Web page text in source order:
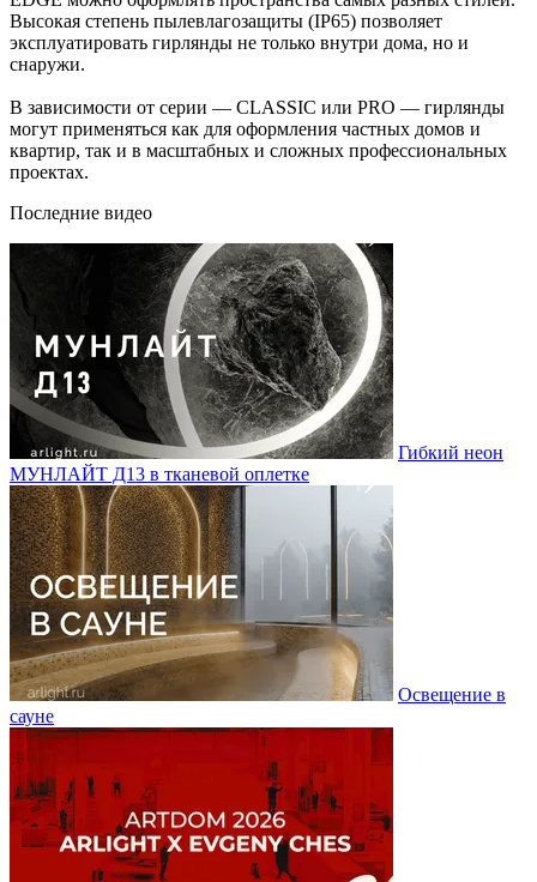
Высокая степень пылевлагозащиты (IP65) позволяет
эксплуатировать гирлянды не только внутри дома, но и
снаружи.
В зависимости от серии — CLASSIC или PRO — гирлянды
могут применяться как для оформления частных домов и
квартир, так и в масштабных и сложных профессиональных
проектах.
Последние видео
Гибкий неон
МУНЛАЙТ Д13 в тканевой оплетке
Освещение в
сауне